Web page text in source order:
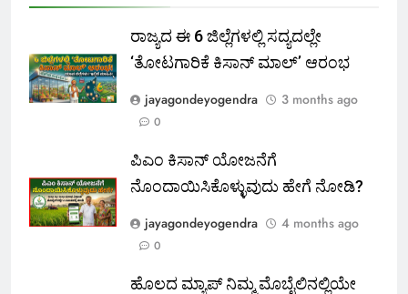
ರಾಜ್ಯದ ಈ 6 ಜಿಲ್ಲೆಗಳಲ್ಲಿ ಸದ್ಯದಲ್ಲೇ
‘ತೋಟಗಾರಿಕೆ ಕಿಸಾನ್ ಮಾಲ್‌’ ಆರಂಭ
jayagondeyogendra
3 months ago
0
ಪಿಎಂ ಕಿಸಾನ್ ಯೋಜನೆಗೆ
ನೊಂದಾಯಿಸಿಕೊಳ್ಳುವುದು ಹೇಗೆ ನೋಡಿ?
jayagondeyogendra
4 months ago
0
ಹೊಲದ ಮ್ಯಾಪ್ ನಿಮ್ಮ ಮೊಬೈಲಿನಲ್ಲಿಯೇ